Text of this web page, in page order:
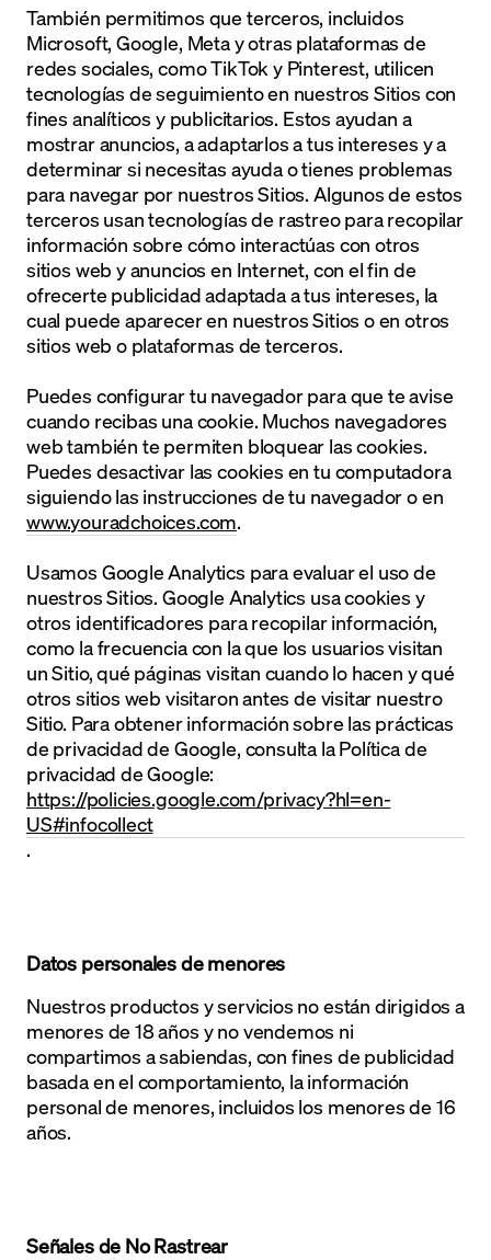
También permitimos que terceros, incluidos
Microsoft, Google, Meta y otras plataformas de
redes sociales, como TikTok y Pinterest, utilicen
tecnologías de seguimiento en nuestros Sitios con
fines analíticos y publicitarios. Estos ayudan a
mostrar anuncios, a adaptarlos a tus intereses y a
determinar si necesitas ayuda o tienes problemas
para navegar por nuestros Sitios. Algunos de estos
terceros usan tecnologías de rastreo para recopilar
información sobre cómo interactúas con otros
sitios web y anuncios en Internet, con el fin de
ofrecerte publicidad adaptada a tus intereses, la
cual puede aparecer en nuestros Sitios o en otros
sitios web o plataformas de terceros.
Puedes configurar tu navegador para que te avise
cuando recibas una cookie. Muchos navegadores
web también te permiten bloquear las cookies.
Puedes desactivar las cookies en tu computadora
siguiendo las instrucciones de tu navegador o en
www.youradchoices.com.
Usamos Google Analytics para evaluar el uso de
nuestros Sitios. Google Analytics usa cookies y
otros identificadores para recopilar información,
como la frecuencia con la que los usuarios visitan
un Sitio, qué páginas visitan cuando lo hacen y qué
otros sitios web visitaron antes de visitar nuestro
Sitio. Para obtener información sobre las prácticas
de privacidad de Google, consulta la Política de
privacidad de Google:
https://policies.google.com/privacy?hl=en-
US#infocollect
.
Datos personales de menores
Nuestros productos y servicios no están dirigidos a
menores de 18 años y no vendemos ni
compartimos a sabiendas, con fines de publicidad
basada en el comportamiento, la información
personal de menores, incluidos los menores de 16
años.
Señales de No Rastrear